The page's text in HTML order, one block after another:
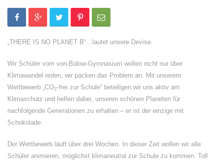
„THERE IS NO PLANET B“…lautet unsere Devise.
Wir Schüler vom von-Bülow-Gymnasium wollen nicht nur über
Klimawandel reden, wir packen das Problem an. Mit unserem
Wettbewerb „CO2-frei zur Schule“ beteiligen wir uns aktiv am
Klimaschutz und helfen dabei, unseren schönen Planeten für
nachfolgende Generationen zu erhalten – er ist der einzige mit
Schokolade.
Der Wettbewerb läuft über drei Wochen. In dieser Zeit wollen wir alle
Schüler animieren, möglichst klimaneutral zur Schule zu kommen. Toll